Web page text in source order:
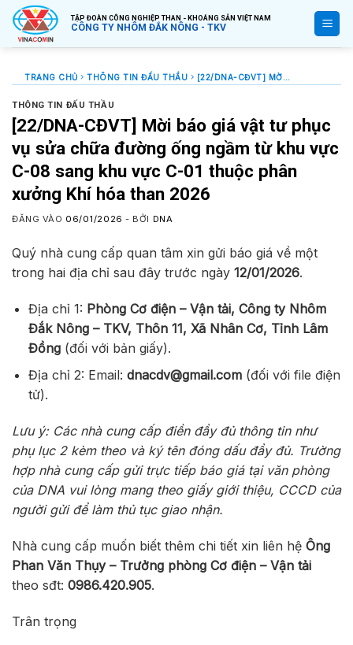
Bỏ
qua
nội
TẬP ĐOÀN CÔNG NGHIỆP THAN - KHOÁNG SẢN VIỆT NAM
CÔNG TY NHÔM ĐẮK NÔNG - TKV
TRANG CHỦ THÔNG TIN ĐẤU THẦU [22/DNA-CĐVT] MỜI BÁO GIÁ VẬT TƯ PHỤC VỤ SỬA CHỮA ĐƯỜNG ỐNG NGẦM TỪ KHU VỰC C-08 SANG KHU VỰC C-01 THUỘC PHÂN XƯỞNG KHÍ HÓA THAN 2026
THÔNG TIN ĐẤU THẦU
[22/DNA-CĐVT] Mời báo giá vật tư phục
vụ sửa chữa đường ống ngầm từ khu vực
C-08 sang khu vực C-01 thuộc phân
xưởng Khí hóa than 2026
ĐĂNG VÀO 06/01/2026 - BỞI DNA
Quý nhà cung cấp quan tâm xin gửi báo giá về một
trong hai địa chỉ sau đây trước ngày 12/01/2026.
Địa chỉ 1: Phòng Cơ điện – Vận tải, Công ty Nhôm
Đắk Nông – TKV, Thôn 11, Xã Nhân Cơ, Tỉnh Lâm
Đồng(đối với bản giấy).
Địa chỉ 2: Email: dnacdv@gmail.com(đối với file điện
tử).
Lưu ý: Các nhà cung cấp điền đầy đủ thông tin như
phụ lục 2 kèm theo và ký tên đóng dấu đầy đủ. Trường
hợp nhà cung cấp gửi trực tiếp báo giá tại văn phòng
của DNA vui lòng mang theo giấy giới thiệu, CCCD của
người gửi để làm thủ tục giao nhận.
Nhà cung cấp muốn biết thêm chi tiết xin liên hệ Ông
Phan Văn Thụy – Trưởng phòng Cơ điện – Vận tải
theo sđt: 0986.420.905.
Trân trọng